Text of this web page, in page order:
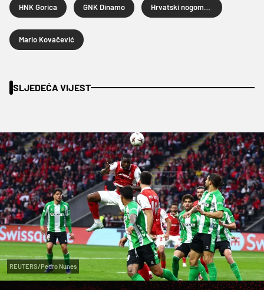
HNK Gorica GNK Dinamo
Mario Kovačević
SLJEDEĆA VIJEST
REUTERS/Pedro Nunes